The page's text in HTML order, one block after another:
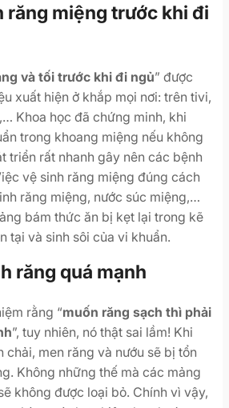
răng miệng trước khi đi
và tối trước khi đi ngủ” được
xuất hiện ở khắp mọi nơi: trên tivi,
Khoa học đã chứng minh, khi
trong khoang miệng nếu không
triển rất nhanh gây nên các bệnh
vệ sinh răng miệng đúng cách
răng miệng, nước súc miệng,…
bám thức ăn bị kẹt lại trong kẽ
tại và sinh sôi của vi khuẩn.
răng quá mạnh
rằng “muốn răng sạch thì phải
”, tuy nhiên, nó thật sai lầm! Khi
chải, men răng và nướu sẽ bị tổn
Không những thế mà các mảng
không được loại bỏ. Chính vì vậy,